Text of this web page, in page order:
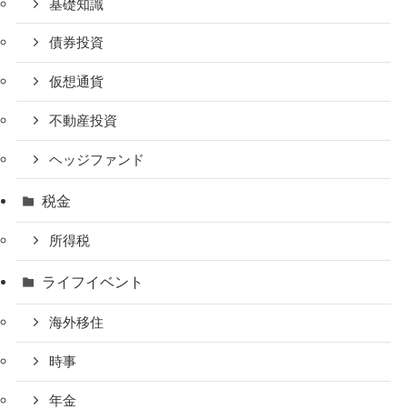
基礎知識
債券投資
仮想通貨
不動産投資
ヘッジファンド
税金
所得税
ライフイベント
海外移住
時事
年金